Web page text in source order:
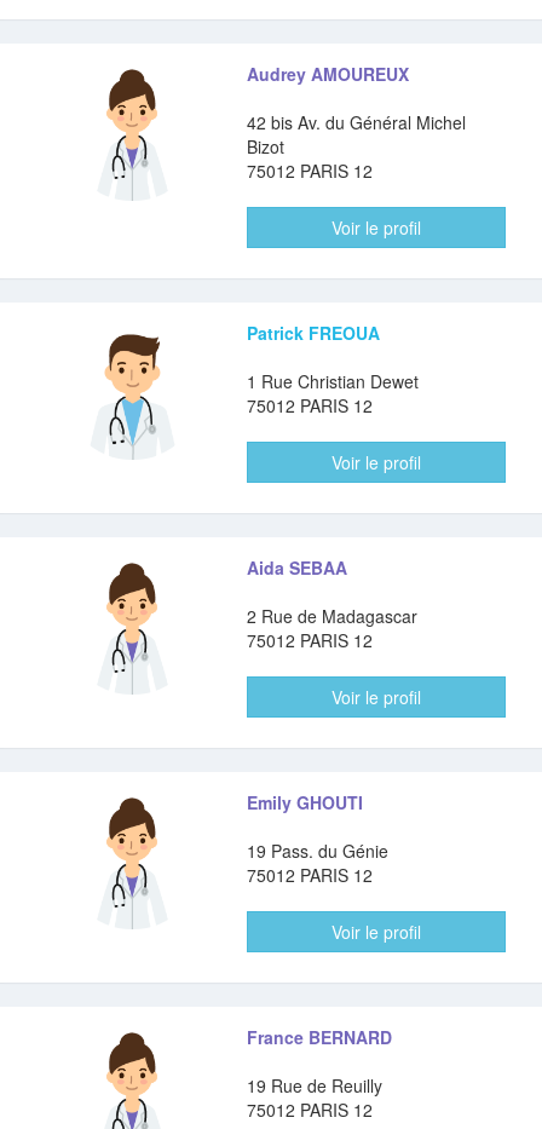
Audrey AMOUREUX
42 bis Av. du Général Michel
Bizot
75012 PARIS 12
Voir le profil
Patrick FREOUA
1 Rue Christian Dewet
75012 PARIS 12
Voir le profil
Aida SEBAA
2 Rue de Madagascar
75012 PARIS 12
Voir le profil
Emily GHOUTI
19 Pass. du Génie
75012 PARIS 12
Voir le profil
France BERNARD
19 Rue de Reuilly
75012 PARIS 12